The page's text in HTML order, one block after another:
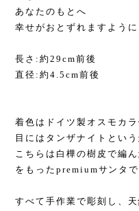
あなたのもとへ
幸せがおとずれますように
長さ:約29cm前後
直径:約4.5cm前後
着色はドイツ製オスモカラ
目にはタンザナイトとい
こちらは白樺の樹皮で編
をもったpremiumサンタで
すべて手作業で彫刻し、